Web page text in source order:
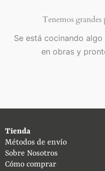
Tenemos
Se está cocinando
en obras y
Tienda
Métodos de envío
Sobre Nosotros
Cómo comprar